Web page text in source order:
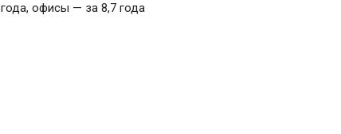
года, офисы — за 8,7 года